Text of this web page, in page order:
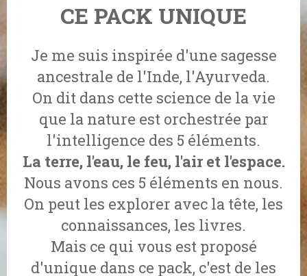
CE PACK UNIQUE
Je me suis inspirée d'une sagesse
ancestrale de l'Inde, l'Ayurveda.
On dit dans cette science de la vie
que la nature est orchestrée par
l'intelligence des 5 éléments.
La terre, l'eau, le feu, l'air et l'espace.
Nous avons ces 5 éléments en nous.
On peut les explorer avec la tête, les
connaissances, les livres.
Mais ce qui vous est proposé
d'unique dans ce pack, c'est de les